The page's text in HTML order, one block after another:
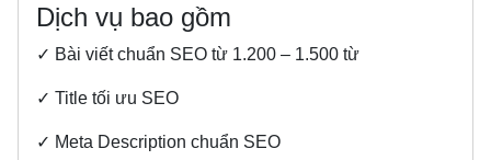
Dịch vụ bao gồm
✓ Bài viết chuẩn SEO từ 1.200 – 1.500 từ
✓ Title tối ưu SEO
✓ Meta Description chuẩn SEO